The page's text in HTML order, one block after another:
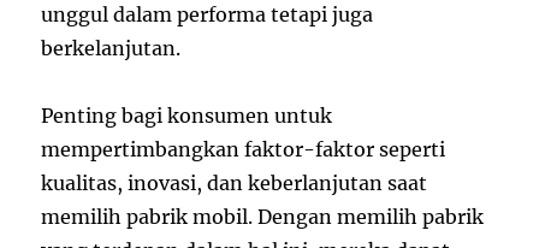
unggul dalam performa tetapi juga
berkelanjutan.
Penting bagi konsumen untuk
mempertimbangkan faktor-faktor seperti
kualitas, inovasi, dan keberlanjutan saat
memilih pabrik mobil. Dengan memilih pabrik